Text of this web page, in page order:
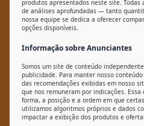
produtos apresentados neste site. Todas
de análises aprofundadas — tanto
nossa equipe se dedica a oferecer
opções disponíveis.
Informação sobre Anunciantes
Somos um site de conteúdo
publicidade. Para manter nosso
das recomendações exibidas em nosso
que nos remuneram por indicações.
forma, a posição e a ordem em que
utilizamos algoritmos próprios e dados
impactar a exibição dos produtos e